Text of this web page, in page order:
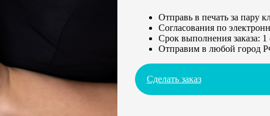
Отправь в печать за пару
Согласования по
Срок выполнения заказа: 1
Отправим в любой город
Сделать заказ